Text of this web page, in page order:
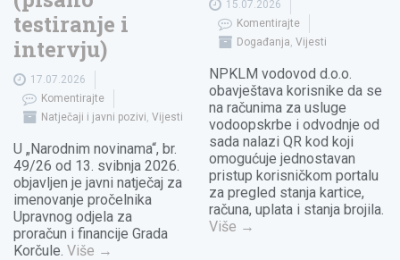
testiranje i
intervju)
17.07.2026
Komentirajte
Natječaji i javni pozivi Vijesti
U „Narodnim novinama“, br.
49/26 od 13. svibnja 2026.
objavljen je javni natječaj za
imenovanje pročelnika
Upravnog odjela za
proračun i financije Grada
Korčule. Više →
15.07.2026
Komentirajte
Događanja ,Vijesti
NPKLM vodovod d.o.o.
obavještava korisnike da se
na računima za usluge
vodoopskrbe i odvodnje od
sada nalazi QR kod koji
omogućuje jednostavan
pristup korisničkom portalu
za pregled stanja kartice,
računa, uplata i stanja brojila.
Više →